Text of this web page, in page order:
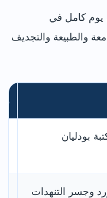
يوم كامل في
والطبيعة والتجديف
بودليان
وجسر التنهدات